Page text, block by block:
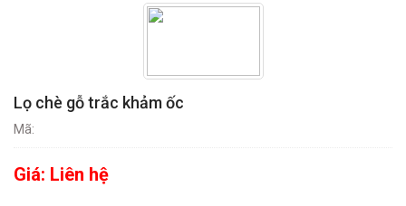
Lọ chè gỗ trắc khảm ốc
Mã:
Giá: Liên hệ